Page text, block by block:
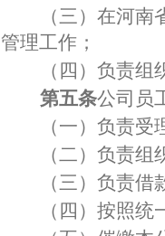
（三）在河
管理工作；
（四）负责
第五条公司员
（一）负责
（二）负责
（三）负责借
（四）按照